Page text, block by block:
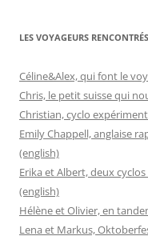
LES VOYAGEURS
Céline&Alex, qui font le
Chris, le petit suisse qui
Christian, cyclo
Emily Chappell, anglaise
(english)
Erika et Albert, deux
(english)
Hélène et Olivier, en
Lena et Markus,